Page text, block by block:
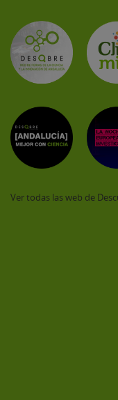
Ver todas las web de